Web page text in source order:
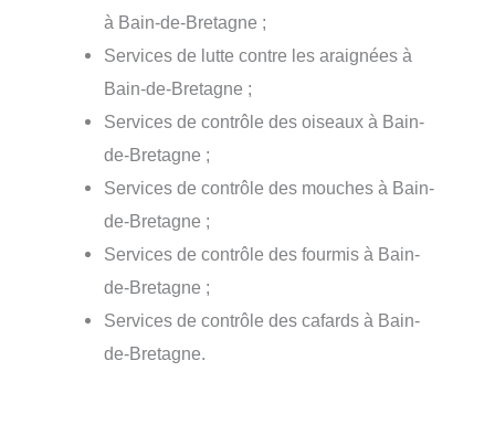
à Bain-de-Bretagne ;
Services de lutte contre les araignées à
Bain-de-Bretagne ;
Services de contrôle des oiseaux à Bain-
de-Bretagne ;
Services de contrôle des mouches à Bain-
de-Bretagne ;
Services de contrôle des fourmis à Bain-
de-Bretagne ;
Services de contrôle des cafards à Bain-
de-Bretagne.